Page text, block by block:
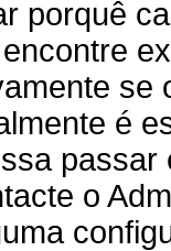
porquê
se
é
o